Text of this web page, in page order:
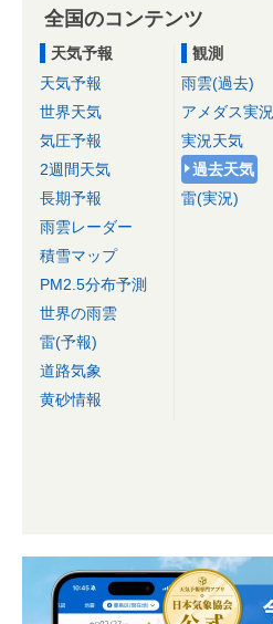
全国のコンテンツ
天気予報
天気予報
世界天気
気圧予報
2週間天気
長期予報
雨雲レーダー
積雪マップ
PM2.5分布予測
世界の雨雲
雷(予報)
道路気象
黄砂情報
観測
雨雲(過去)
アメダス実況
実況天気
過去天気
雷(実況)